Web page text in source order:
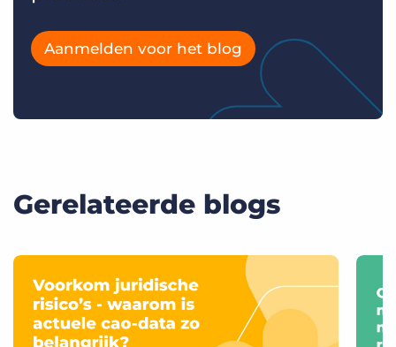
Aanmelden voor het blog
Gerelateerde blogs